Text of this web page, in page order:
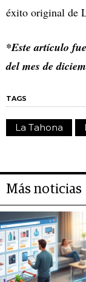
éxito original de
*Este artículo
del mes de
TAGS
La Tahona
Más noticias